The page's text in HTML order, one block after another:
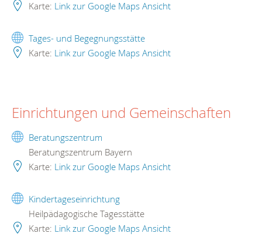
Karte: Link zur Google Maps Ansicht
Tages- und Begegnungsstätte
Karte: Link zur Google Maps Ansicht
Einrichtungen und Gemeinschaften
Beratungszentrum
Beratungszentrum Bayern
Karte: Link zur Google Maps Ansicht
Kindertageseinrichtung
Heilpädagogische Tagesstätte
Karte: Link zur Google Maps Ansicht